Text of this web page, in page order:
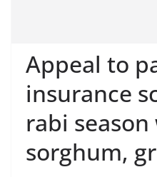
Appeal to
insurance
rabi
sorghum,